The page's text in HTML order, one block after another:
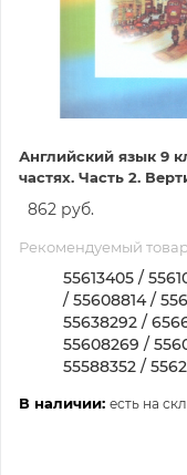
Английский язык 9
частях. Часть 2.
862 руб.
Рекомендуемый товар
55613405 /
/ 55608814 /
55638292 /
55608269 /
55588352 /
В наличии: есть на